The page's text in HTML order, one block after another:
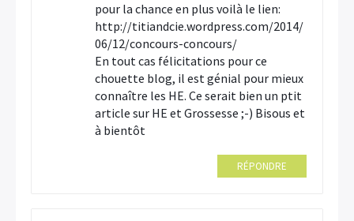
pour la chance en plus voilà le lien:
http://titiandcie.wordpress.com/2014/
06/12/concours-concours/
En tout cas félicitations pour ce
chouette blog, il est génial pour mieux
connaître les HE. Ce serait bien un ptit
article sur HE et Grossesse ;-) Bisous et
à bientôt
RÉPONDRE